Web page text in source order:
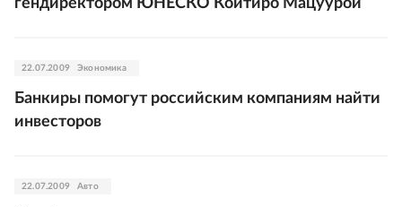
гендиректором ЮНЕСКО Коитиро Мацуурой
22.07.2009 Экономика
Банкиры помогут российским компаниям найти
инвесторов
22.07.2009 Авто